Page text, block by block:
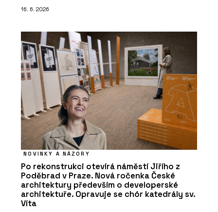
16. 6. 2026
NOVINKY A NÁZORY
Po rekonstrukci otevírá náměstí Jiřího z
Poděbrad v Praze. Nová ročenka České
architektury především o developerské
architektuře. Opravuje se chór katedrály sv.
Víta